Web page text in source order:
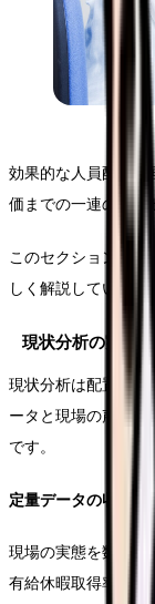
効果的な人員配置計
価までの一連のプロ
このセクションでは
しく解説していきま
現状分析の実施方
現状分析は配置計画
ータと現場の声の両
です。
定量データの収集と
現場の実態を数値で
有給休暇取得率、離